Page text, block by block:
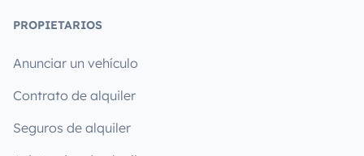
PROPIETARIOS
Anunciar un vehículo
Contrato de alquiler
Seguros de alquiler